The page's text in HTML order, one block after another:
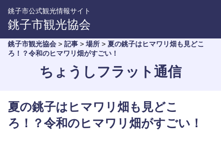
銚子市公式観光情報サイト
銚子市観光協会
銚子市観光協会 > 記事 > 場所 > 夏の銚子はヒマワリ畑も見どこ
ろ！？令和のヒマワリ畑がすごい！
ちょうしフラット通信
夏の銚子はヒマワリ畑も見どこ
ろ！？令和のヒマワリ畑がすごい！